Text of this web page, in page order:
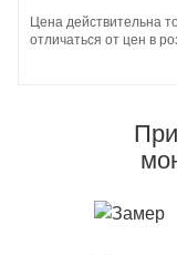
Цена действительна
отличаться от цен в